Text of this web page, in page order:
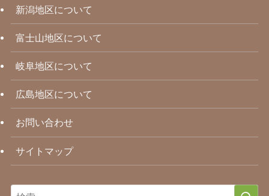
新潟地区について
富士山地区について
岐阜地区について
広島地区について
お問い合わせ
サイトマップ